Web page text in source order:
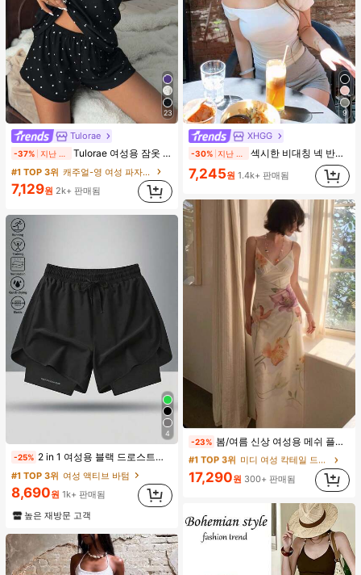
23
Tulorae
-37% Tulorae 여성용 잠옷 세트, 니트 립 원단, 하트 프린트 대비 레이스 트림, 로맨틱 달콤 귀여운 섹시 캐미솔 & 반바지 베이비돌 잠옷 세트 투피스 나이트 세트 섹시 잠옷 세트 여성용 잠옷 롬퍼 투피스 잠옷 세트 여성용 잠옷 세트 도트 잠옷 세트 잠옷 반바지 세트 투피스 잠옷 세트 여성용 여름 세트 도트 반바지 세트 여성용 잠옷 세트 반바지 잠옷 세트 여성용 투피스 여름 라운지 세트
#1 TOP 3위 캐주얼-영 여성 파자마 세트
7,129원 2k+ 판매됨
4
-25% 2 in 1 여성용 블랙 드로스트링 밴딩 허리 곡선 밑단 캐주얼 러닝 트레이닝 운동 반바지
#1 TOP 3위 여성 액티브 바텀
8,690원 1k+ 판매됨
높은 재방문 고객
9
XHGG
-30% 섹시한 비대칭 넥 반팔 슬림핏 크롭 탑 화이트 여름
7,245원 1.4k+ 판매됨
-23% 봄/여름 신상 여성용 메쉬 플로럴 프린트 드레스, 브이넥, 휴가 스타일, 섹시한 비치 파티 댄스 드레스, 스파게티 스트랩 웨딩 가을
#1 TOP 3위
미디 여성 칵테일 드레스
거의 매진!
#1 TOP 3위
미디 여성 칵테일 드레스
거의 매진!
#1 TOP 3위
미디 여성 칵테일 드레스
거의 매진!
미디 여성 칵테일 드레스
17,290원 300+ 판매됨